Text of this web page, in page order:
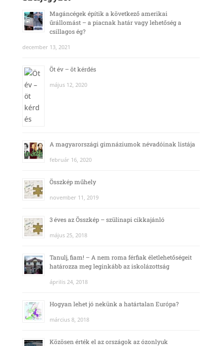
Magáncégek építik a következő amerikai
űrállomást – a piacnak határ vagy lehetőség a
csillagos ég?
december 13, 2021
Öt év – öt kérdés
május 12, 2020
A magyarországi gimnáziumok névadóinak listája
február 16, 2020
Összkép műhely
november 11, 2019
3 éves az Összkép – szülinapi cikkajánló
május 25, 2018
Tanulj, fiam! – A nem roma férfiak életlehetőségeit
határozza meg leginkább az iskolázottság
április 24, 2018
Hogyan lehet jó nekünk a határtalan Európa?
március 8, 2018
Közösen érték el az országok az ózonlyuk